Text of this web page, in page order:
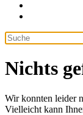
Nichts
Wir konnten leider
Vielleicht kann